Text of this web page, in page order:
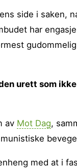
side i saken,
har
urett som
av Mot Dag,
med at i